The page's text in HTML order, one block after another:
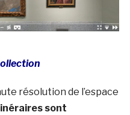
résolution de l’espace
sont